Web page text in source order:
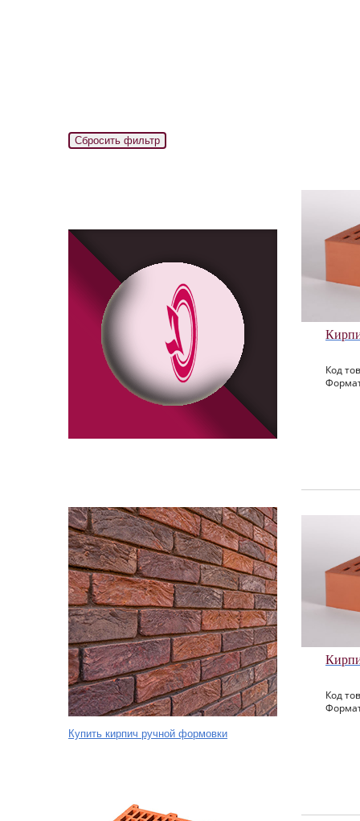
Купить кирпич ручной формовки
Код
Код